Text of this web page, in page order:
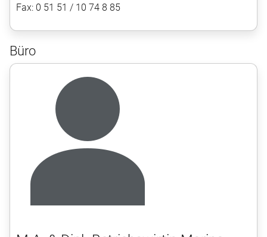
Fax: 0 51 51 / 10 74 8 85
Büro